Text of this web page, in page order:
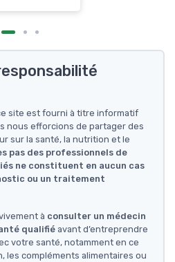
site est fourni à titre informatif
nous efforcions de partager des
sur la santé, la nutrition et le
pas des professionnels de
ne constituent en aucun cas
ou un traitement
à consulter un médecin
qualifié avant d’entreprendre
votre santé, notamment en ce
les compléments alimentaires ou